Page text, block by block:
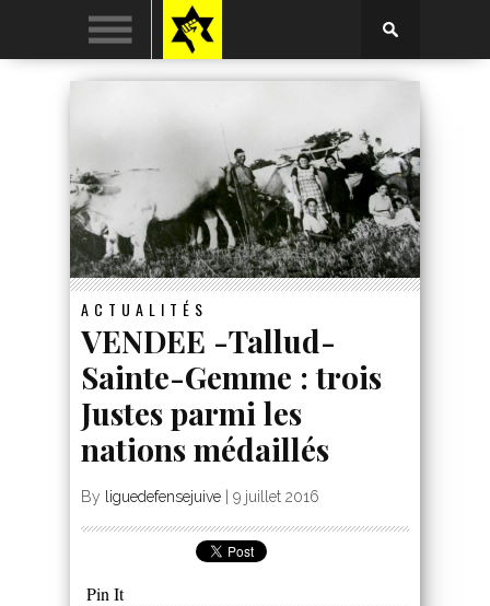
ACTUALITÉS
VENDEE -Tallud-
Sainte-Gemme : trois
Justes parmi les
nations médaillés
By liguedefensejuive 9 juillet 2016
Pin It